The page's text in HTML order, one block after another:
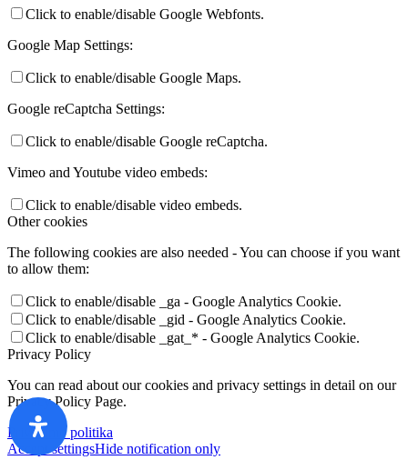
Click to enable/disable Google Webfonts.
Google Map Settings:
Click to enable/disable Google Maps.
Google reCaptcha Settings:
Click to enable/disable Google reCaptcha.
Vimeo and Youtube video embeds:
Click to enable/disable video embeds.
Other cookies
The following cookies are also needed - You can choose if you want
to allow them:
Click to enable/disable _ga - Google Analytics Cookie.
Click to enable/disable _gid - Google Analytics Cookie.
Click to enable/disable _gat_* - Google Analytics Cookie.
Privacy Policy
You can read about our cookies and privacy settings in detail on our
Privacy Policy Page.
Privatumo politika
Accept settingsHide notification only